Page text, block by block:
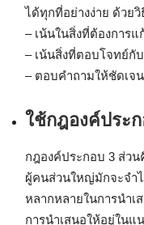
ได้ทุกที่อย่างง่าย ด้วย
– เน้นในสิ่งที่ต้องการ
– เน้นสิ่งที่ตอบโจทย์กั
– ตอบคำถามให้ชัดเจ
ใช้กฎองค์ประ
กฎองค์ประกอบ 3 ส่วน
ผู้คนส่วนใหญ่มักจะจำ
หลากหลายในการนำ
การนำเสนอให้อยู่ในแ